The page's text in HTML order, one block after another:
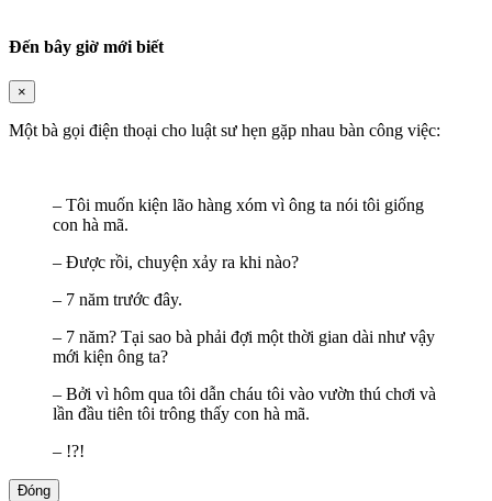
Đến bây giờ mới biết
×
Một bà gọi điện thoại cho luật sư hẹn gặp nhau bàn công việc:
– Tôi muốn kiện lão hàng xóm vì ông ta nói tôi giống
con hà mã.
– Được rồi, chuyện xảy ra khi nào?
– 7 năm trước đây.
– 7 năm? Tại sao bà phải đợi một thời gian dài như vậy
mới kiện ông ta?
– Bởi vì hôm qua tôi dẫn cháu tôi vào vườn thú chơi và
lần đầu tiên tôi trông thấy con hà mã.
– !?!
Đóng